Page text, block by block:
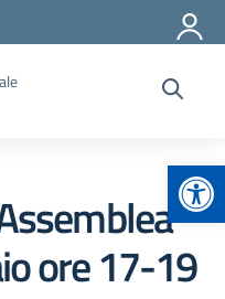
ore 17-19